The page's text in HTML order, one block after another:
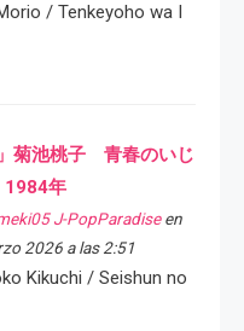
/ Tenkeyoho wa I
」菊池桃子 青春のいじ
年
J-PopParadiseen
2026 a las 2:51
Kikuchi / Seishun no